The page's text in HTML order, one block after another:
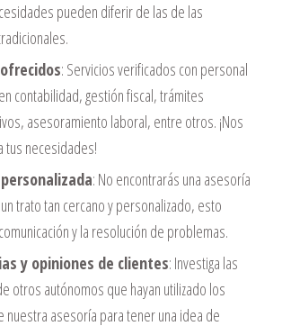
pueden diferir de las de las
: Servicios verificados con personal
contabilidad, gestión fiscal, trámites
asesoramiento laboral, entre otros. ¡Nos
tus necesidades!
: No encontrarás una asesoría
trato tan cercano y personalizado, esto
y la resolución de problemas.
y opiniones de clientes: Investiga las
otros autónomos que hayan utilizado los
nuestra asesoría para tener una idea de